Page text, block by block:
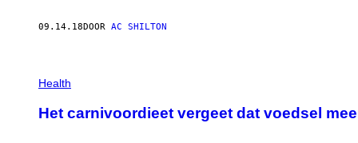
09.14.18DOOR AC SHILTON
Health
Het carnivoordieet vergeet dat voedsel